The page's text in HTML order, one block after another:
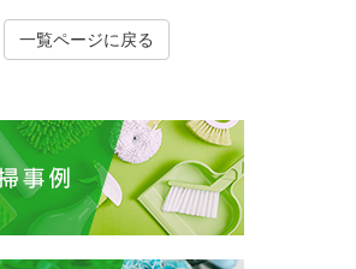
一覧ページに戻る